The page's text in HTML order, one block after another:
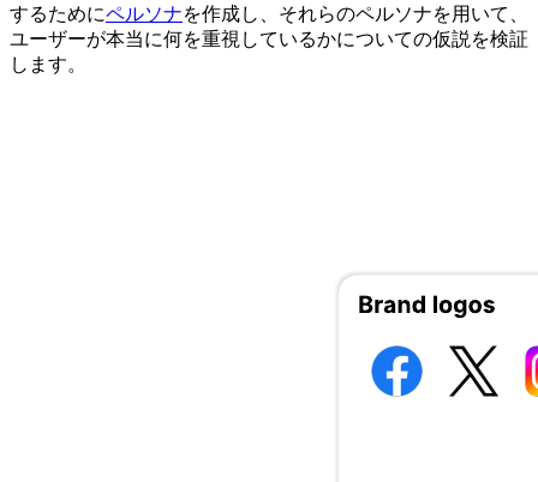
するためにペルソナを作成し、それらのペルソナを用いて、
ユーザーが本当に何を重視しているかについての仮説を検証
します。